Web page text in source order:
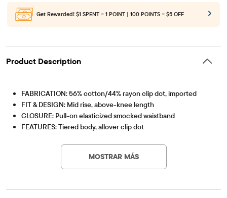
Get Rewarded! $1 SPENT = 1 POINT | 100 POINTS = $5 OFF
Product Description
FABRICATION: 56% cotton/44% rayon clip dot, imported
FIT & DESIGN: Mid rise, above-knee length
CLOSURE: Pull-on elasticized smocked waistband
FEATURES: Tiered body, allover clip dot
MOSTRAR MÁS